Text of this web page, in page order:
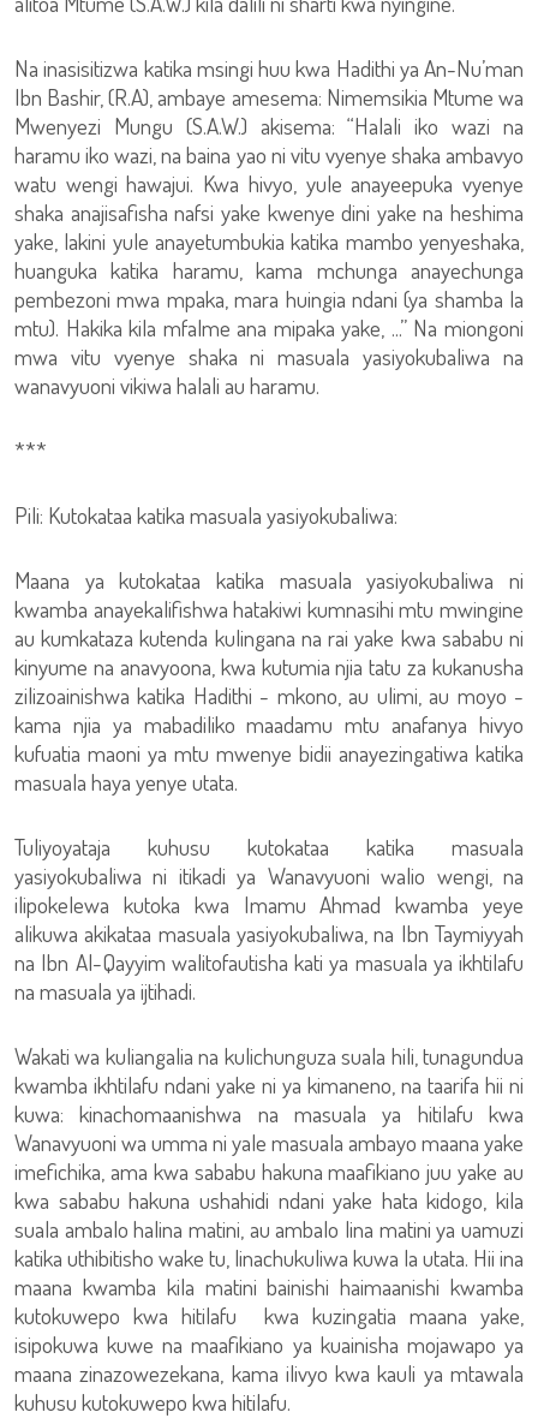
Na inasisitizwa katika msingi huu kwa Hadithi ya An-Nu’man
Ibn Bashir, (R.A), ambaye amesema: Nimemsikia Mtume wa
Mwenyezi Mungu (S.A.W.) akisema: “Halali iko wazi na
haramu iko wazi, na baina yao ni vitu vyenye shaka ambavyo
watu wengi hawajui. Kwa hivyo, yule anayeepuka vyenye
shaka anajisafisha nafsi yake kwenye dini yake na heshima
yake, lakini yule anayetumbukia katika mambo yenyeshaka,
huanguka katika haramu, kama mchunga anayechunga
pembezoni mwa mpaka, mara huingia ndani (ya shamba la
mtu). Hakika kila mfalme ana mipaka yake, ...” Na miongoni
mwa vitu vyenye shaka ni masuala yasiyokubaliwa na
wanavyuoni vikiwa halali au haramu.
***
Pili: Kutokataa katika masuala yasiyokubaliwa:
Maana ya kutokataa katika masuala yasiyokubaliwa ni
kwamba anayekalifishwa hatakiwi kumnasihi mtu mwingine
au kumkataza kutenda kulingana na rai yake kwa sababu ni
kinyume na anavyoona, kwa kutumia njia tatu za kukanusha
zilizoainishwa katika Hadithi - mkono, au ulimi, au moyo -
kama njia ya mabadiliko maadamu mtu anafanya hivyo
kufuatia maoni ya mtu mwenye bidii anayezingatiwa katika
masuala haya yenye utata.
Tuliyoyataja kuhusu kutokataa katika masuala
yasiyokubaliwa ni itikadi ya Wanavyuoni walio wengi, na
ilipokelewa kutoka kwa Imamu Ahmad kwamba yeye
alikuwa akikataa masuala yasiyokubaliwa, na Ibn Taymiyyah
na Ibn Al-Qayyim walitofautisha kati ya masuala ya ikhtilafu
na masuala ya ijtihadi.
Wakati wa kuliangalia na kulichunguza suala hili, tunagundua
kwamba ikhtilafu ndani yake ni ya kimaneno, na taarifa hii ni
kuwa: kinachomaanishwa na masuala ya hitilafu kwa
Wanavyuoni wa umma ni yale masuala ambayo maana yake
imefichika, ama kwa sababu hakuna maafikiano juu yake au
kwa sababu hakuna ushahidi ndani yake hata kidogo, kila
suala ambalo halina matini, au ambalo lina matini ya uamuzi
katika uthibitisho wake tu, linachukuliwa kuwa la utata. Hii ina
maana kwamba kila matini bainishi haimaanishi kwamba
kutokuwepo kwa hitilafu kwa kuzingatia maana yake,
isipokuwa kuwe na maafikiano ya kuainisha mojawapo ya
maana zinazowezekana, kama ilivyo kwa kauli ya mtawala
kuhusu kutokuwepo kwa hitilafu.